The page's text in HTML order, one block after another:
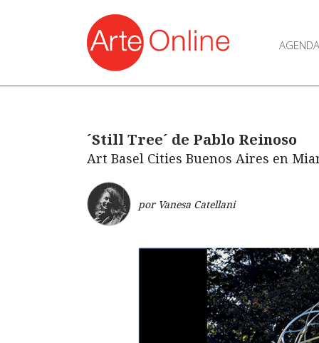
AGENDA
´Still Tree´ de Pablo Reinoso
Art Basel Cities Buenos Aires en
por Vanesa Catellani